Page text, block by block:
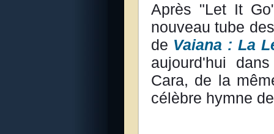
Après "Let It
nouveau tube
de Vaiana : La
aujourd'hui
Cara, de la
célèbre hymne